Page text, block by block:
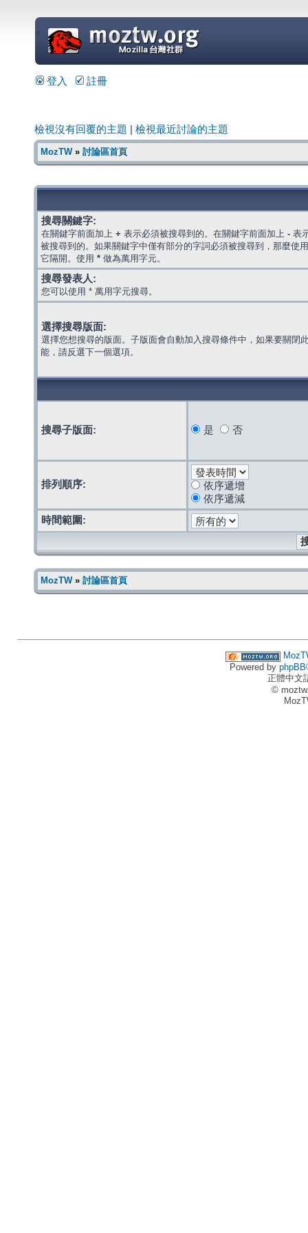
=
登入 註冊
檢視沒有回覆的主題 檢視最近討論的主題
MozTW» 討論區首頁
搜尋關鍵字:
在關鍵字前面加上 + 表示必須被搜尋到的。在關鍵字前面加上 - 表
被搜尋到的。如果關鍵字中僅有部分的字詞必須被搜尋到，那麼使
它隔開。使用 * 做為萬用字元。
搜尋發表人:
您可以使用 * 萬用字元搜尋。
選擇搜尋版面:
選擇您想搜尋的版面。子版面會自動加入搜尋條件中，如果要關閉
能，請反選下一個選項。
搜尋子版面: 是 否
排列順序:
依序遞增
依序遞減
時間範圍:
MozTW» 討論區首頁
Powered by phpBB
正體中文
©